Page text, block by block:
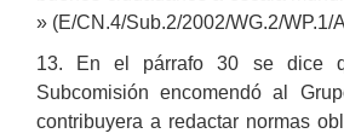
» (E/CN.4/Sub.2/2002/WG.2/WP.1/
13. En el párrafo 30 se dice
Subcomisión encomendó al
contribuyera a redactar normas